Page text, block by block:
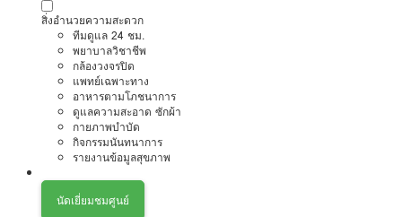
สิ่งอำนวยความสะดวก
ทีมดูแล 24 ชม.
พยาบาลวิชาชีพ
กล้องวงจรปิด
แพทย์เฉพาะทาง
อาหารตามโภชนาการ
ดูแลความสะอาด ซักผ้า
กายภาพบำบัด
กิจกรรมนันทนาการ
รายงานข้อมูลสุขภาพ
นัดเยี่ยมชมศูนย์